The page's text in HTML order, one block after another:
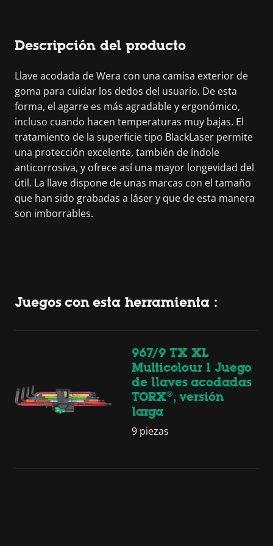
Descripción del producto
Llave acodada de Wera con una camisa exterior de
goma para cuidar los dedos del usuario. De esta
forma, el agarre es más agradable y ergonómico,
incluso cuando hacen temperaturas muy bajas. El
tratamiento de la superficie tipo BlackLaser permite
una protección excelente, también de índole
anticorrosiva, y ofrece así una mayor longevidad del
útil. La llave dispone de unas marcas con el tamaño
que han sido grabadas a láser y que de esta manera
son imborrables.
Juegos con esta herramienta :
967/9 TX XL
Multicolour 1 Juego
de llaves acodadas
TORX®, versión
larga
9 piezas